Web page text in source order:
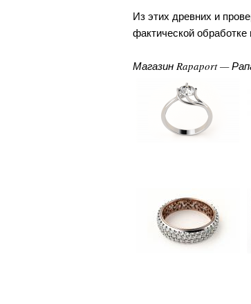
Из этих древних и
фактической
Магазин Rapaport —